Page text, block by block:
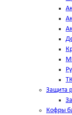
Защита
Кофры